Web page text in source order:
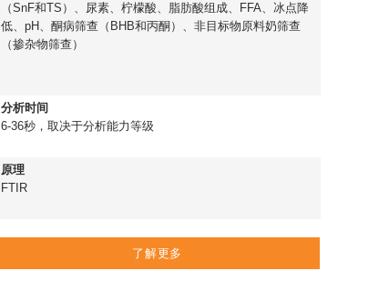
（SnF和TS）、尿素、柠檬酸、脂肪酸组成、FFA、冰点降
低、pH、酮病筛查（BHB和丙酮）、非目标物原料奶筛查
（掺杂物筛查）
分析时间
6-36秒，取决于分析能力等级
原理
FTIR
了解更多